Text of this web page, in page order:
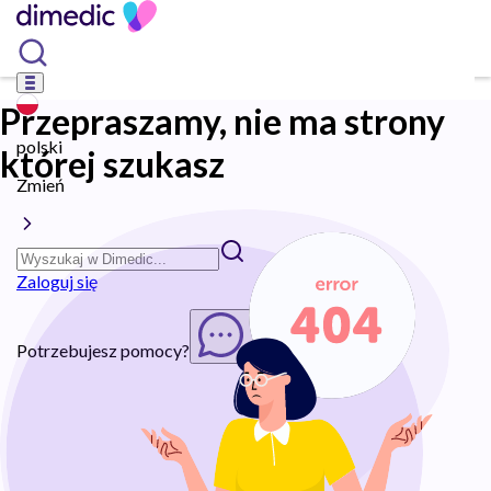
polski
Zmień
Zaloguj się
Potrzebujesz pomocy? Rozpocznij chat
Przepraszamy, nie ma strony
której szukasz